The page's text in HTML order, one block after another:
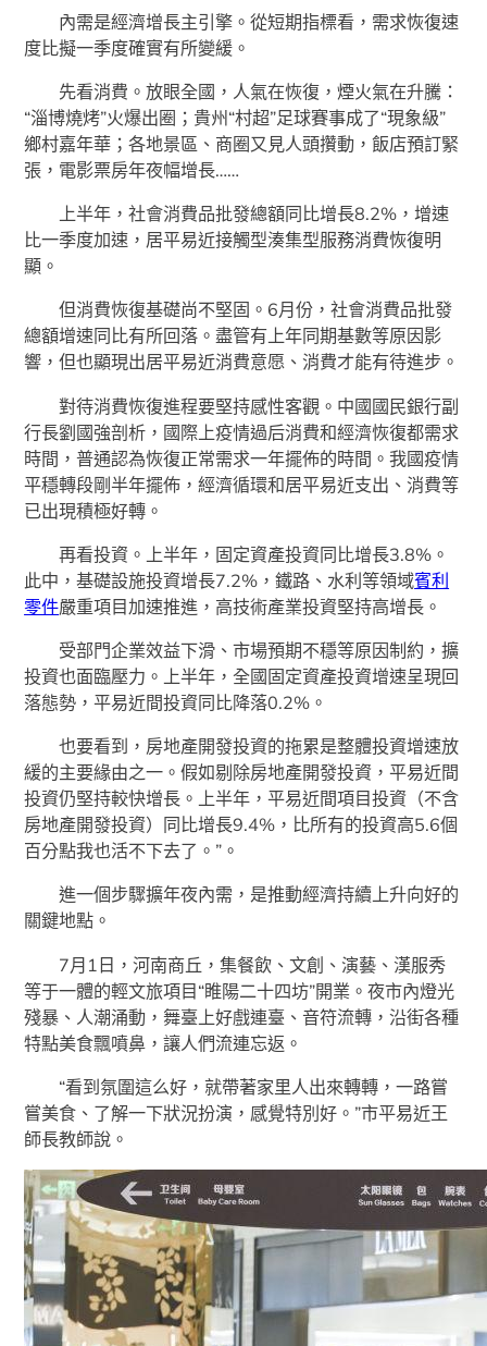
內需是經濟增長主引擎。從短期指標看，需求恢復速
度比擬一季度確實有所變緩。
先看消費。放眼全國，人氣在恢復，煙火氣在升騰：
“淄博燒烤”火爆出圈；貴州“村超”足球賽事成了“現象級”
鄉村嘉年華；各地景區、商圈又見人頭攢動，飯店預訂緊
張，電影票房年夜幅增長……
上半年，社會消費品批發總額同比增長8.2%，增速
比一季度加速，居平易近接觸型湊集型服務消費恢復明
顯。
但消費恢復基礎尚不堅固。6月份，社會消費品批發
總額增速同比有所回落。盡管有上年同期基數等原因影
響，但也顯現出居平易近消費意愿、消費才能有待進步。
對待消費恢復進程要堅持感性客觀。中國國民銀行副
行長劉國強剖析，國際上疫情過后消費和經濟恢復都需求
時間，普通認為恢復正常需求一年擺佈的時間。我國疫情
平穩轉段剛半年擺佈，經濟循環和居平易近支出、消費等
已出現積極好轉。
再看投資。上半年，固定資產投資同比增長3.8%。
此中，基礎設施投資增長7.2%，鐵路、水利等領域賓利
零件嚴重項目加速推進，高技術產業投資堅持高增長。
受部門企業效益下滑、市場預期不穩等原因制約，擴
投資也面臨壓力。上半年，全國固定資產投資增速呈現回
落態勢，平易近間投資同比降落0.2%。
也要看到，房地產開發投資的拖累是整體投資增速放
緩的主要緣由之一。假如剔除房地產開發投資，平易近間
投資仍堅持較快增長。上半年，平易近間項目投資（不含
房地產開發投資）同比增長9.4%，比所有的投資高5.6個
百分點我也活不下去了。”。
進一個步驟擴年夜內需，是推動經濟持續上升向好的
關鍵地點。
7月1日，河南商丘，集餐飲、文創、演藝、漢服秀
等于一體的輕文旅項目“睢陽二十四坊”開業。夜市內燈光
殘暴、人潮涌動，舞臺上好戲連臺、音符流轉，沿街各種
特點美食飄噴鼻，讓人們流連忘返。
“看到氛圍這么好，就帶著家里人出來轉轉，一路嘗
嘗美食、了解一下狀況扮演，感覺特別好。”市平易近王
師長教師說。